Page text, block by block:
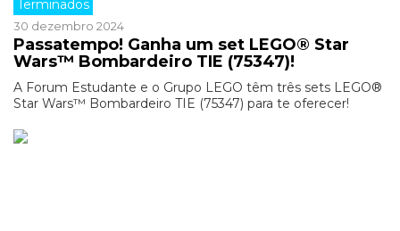
Terminados
30 dezembro 2024
Passatempo! Ganha um set LEGO® Star
Wars™ Bombardeiro TIE (75347)!
A Forum Estudante e o Grupo LEGO têm três sets LEGO®
Star Wars™ Bombardeiro TIE (75347) para te oferecer!